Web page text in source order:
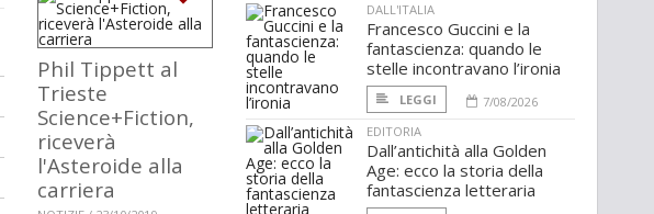
Phil Tippett al
Trieste
Science+Fiction,
riceverà
l'Asteroide alla
carriera
DALL'ITALIA
Francesco Guccini e la
fantascienza: quando le
stelle incontravano l’ironia
LEGGI
7/08/2026
EDITORIA
Dall’antichità alla Golden
Age: ecco la storia della
fantascienza letteraria